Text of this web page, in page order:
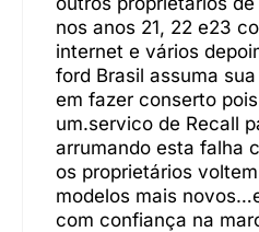
nos anos 21, 22 e23
internet e vários
ford Brasil assuma
em fazer conserto
um.servico de Recall
arrumando esta falha
os proprietários
modelos mais
com confiança na